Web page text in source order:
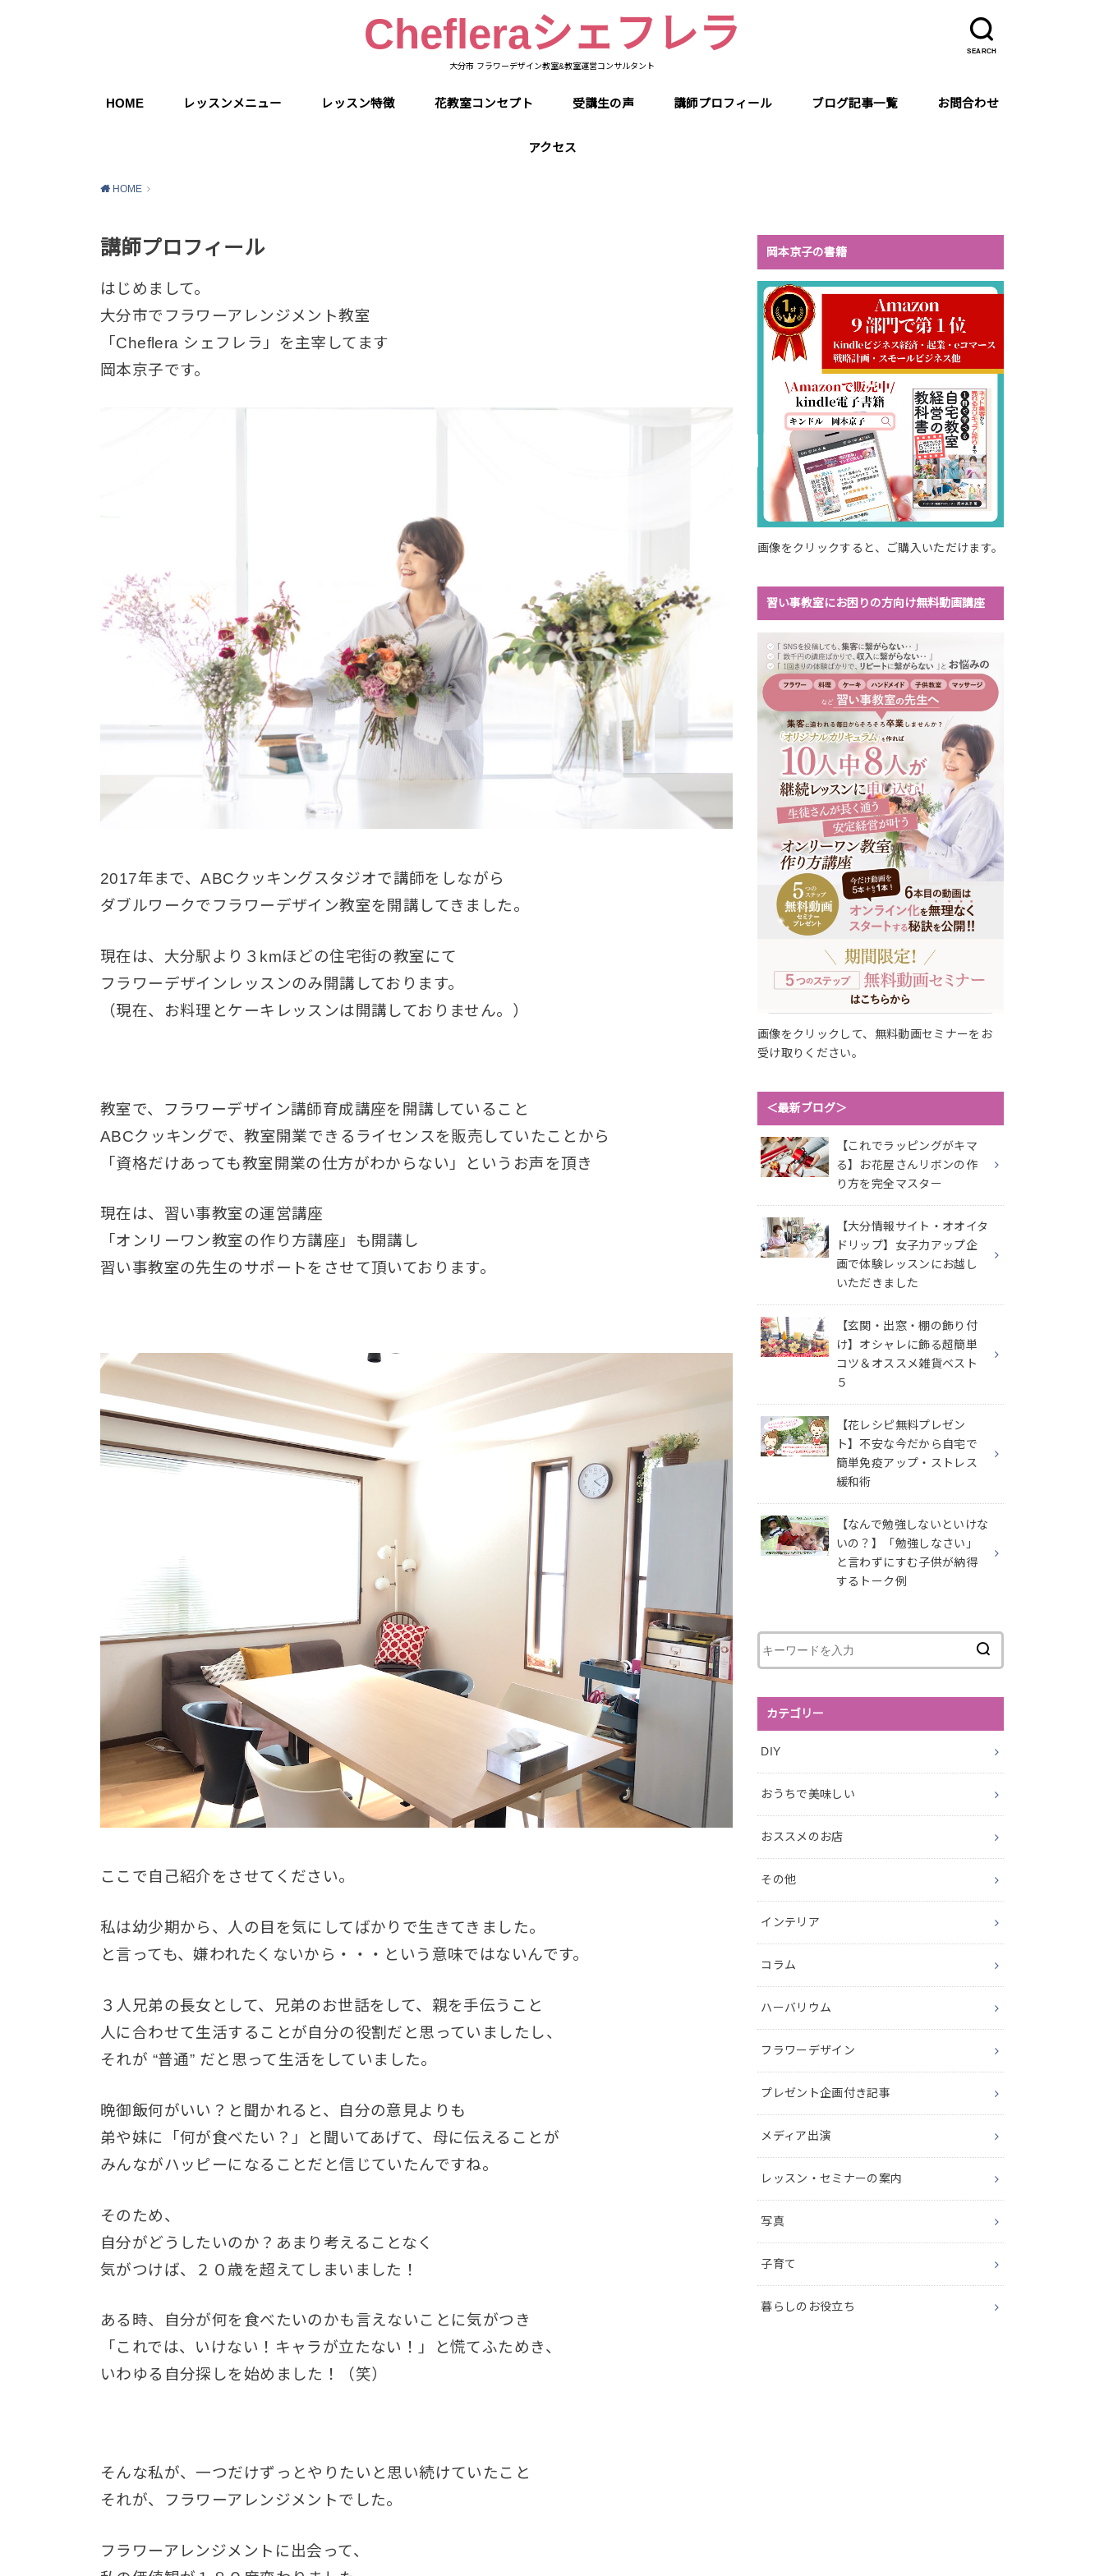
SEARCH
Chefleraシェフレラ
大分市 フラワーデザイン教室&教室運営コンサルタント
HOME レッスンメニュー レッスン特徴 花教室コンセプト 受講生の声 講師プロフィール ブログ記事一覧 お問合わせ
アクセス
HOME
講師プロフィール
はじめまして。
大分市でフラワーアレンジメント教室
「Cheflera シェフレラ」を主宰してます
岡本京子です。
2017年まで、ABCクッキングスタジオで講師をしながら
ダブルワークでフラワーデザイン教室を開講してきました。
現在は、大分駅より３kmほどの住宅街の教室にて
フラワーデザインレッスンのみ開講しております。
（現在、お料理とケーキレッスンは開講しておりません。）
教室で、フラワーデザイン講師育成講座を開講していること
ABCクッキングで、教室開業できるライセンスを販売していたことから
「資格だけあっても教室開業の仕方がわからない」というお声を頂き
現在は、習い事教室の運営講座
「オンリーワン教室の作り方講座」も開講し
習い事教室の先生のサポートをさせて頂いております。
ここで自己紹介をさせてください。
私は幼少期から、人の目を気にしてばかりで生きてきました。
と言っても、嫌われたくないから・・・という意味ではないんです。
３人兄弟の長女として、兄弟のお世話をして、親を手伝うこと
人に合わせて生活することが自分の役割だと思っていましたし、
それが “普通” だと思って生活をしていました。
晩御飯何がいい？と聞かれると、自分の意見よりも
弟や妹に「何が食べたい？」と聞いてあげて、母に伝えることが
みんながハッピーになることだと信じていたんですね。
そのため、
自分がどうしたいのか？あまり考えることなく
気がつけば、２０歳を超えてしまいました！
ある時、自分が何を食べたいのかも言えないことに気がつき
「これでは、いけない！キャラが立たない！」と慌てふためき、
いわゆる自分探しを始めました！（笑）
そんな私が、一つだけずっとやりたいと思い続けていたこと
それが、フラワーアレンジメントでした。
フラワーアレンジメントに出会って、
岡本京子の書籍
画像をクリックすると、ご購入いただけます。
習い事教室にお困りの方向け無料動画講座
画像をクリックして、無料動画セミナーをお
受け取りください。
＜最新ブログ＞
【これでラッピングがキマ
る】お花屋さんリボンの作
り方を完全マスター
【大分情報サイト・オオイタ
ドリップ】女子力アップ企
画で体験レッスンにお越し
いただきました
【玄関・出窓・棚の飾り付
け】オシャレに飾る超簡単
コツ＆オススメ雑貨ベスト
５
【花レシピ無料プレゼン
ト】不安な今だから自宅で
簡単免疫アップ・ストレス
緩和術
【なんで勉強しないといけな
いの？】「勉強しなさい」
と言わずにすむ子供が納得
するトーク例
カテゴリー
DIY
おうちで美味しい
おススメのお店
その他
インテリア
コラム
ハーバリウム
フラワーデザイン
プレゼント企画付き記事
メディア出演
レッスン・セミナーの案内
写真
子育て
暮らしのお役立ち